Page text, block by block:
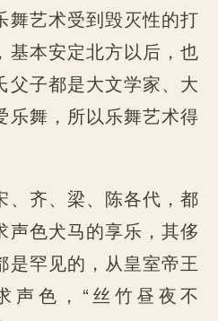
舞艺术受到毁灭性的打
基本安定北方以后，也
父子都是大文学家、大
乐舞，所以乐舞艺术得
、齐、梁、陈各代，都
声色犬马的享乐，其侈
是罕见的，从皇室帝王
声色，“丝竹昼夜不